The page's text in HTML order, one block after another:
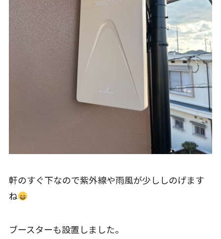
軒のすぐ下なので紫外線や雨風が少ししのげます
ね
ブースターも設置しました。